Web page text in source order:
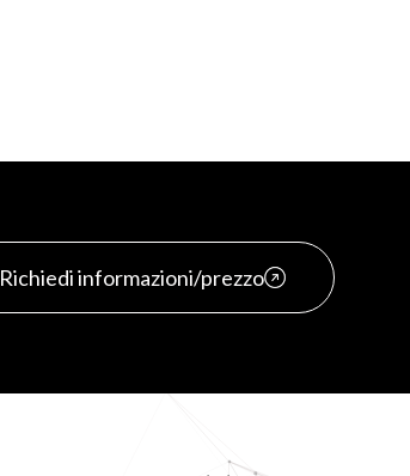
Richiedi informazioni/prezzo